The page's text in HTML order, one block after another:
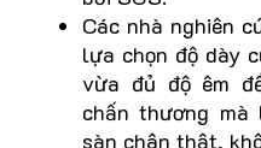
Các nhà nghiên
lựa chọn độ dày
vừa đủ độ êm
chấn thương
sàn chân thật,